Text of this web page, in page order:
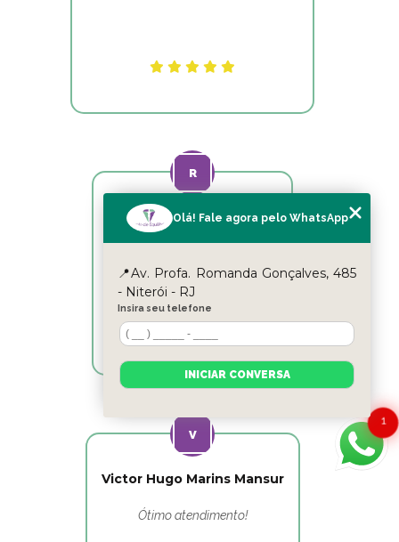
Reyslane Fernandes
Victor Hugo Marins Mansur
Ótimo atendimento!
1
Olá! Fale agora pelo WhatsApp
📍Av. Profa. Romanda Gonçalves, 485
- Niterói - RJ
Insira seu telefone
INICIAR CONVERSA